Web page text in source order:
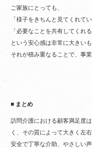
ご家族にとっても、
「様子をきちんと見てくれてい
「必要なことを共有してくれる
という安心感は非常に大きいも
それが積み重なることで、事
■ まとめ
訪問介護における顧客満足度
く、その質によって大きく左右
安全で丁寧な介助、やさしい